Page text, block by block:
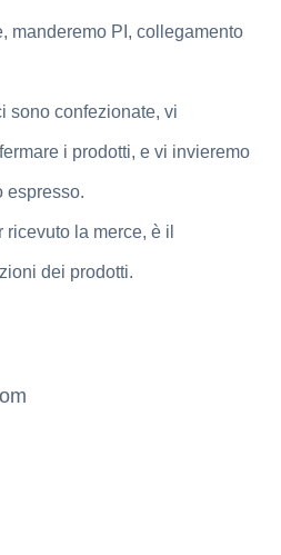
manderemo PI, collegamento
sono confezionate, vi
i prodotti, e vi invieremo
espresso.
ricevuto la merce, è il
dei prodotti.